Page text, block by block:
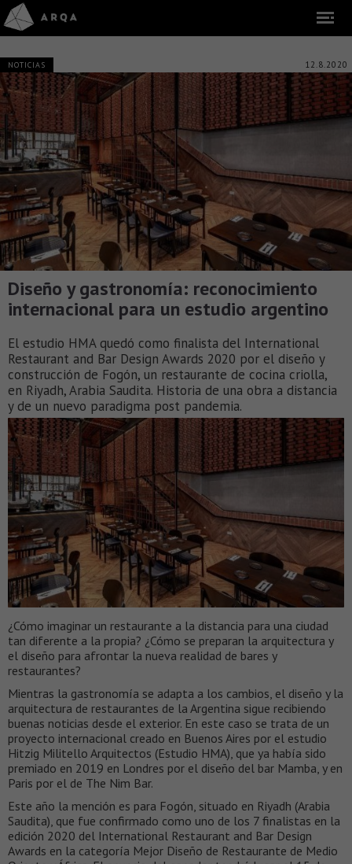
NOTICIAS 12.8.2020
Diseño y gastronomía: reconocimiento
internacional para un estudio argentino
El estudio HMA quedó como finalista del International
Restaurant and Bar Design Awards 2020 por el diseño y
construcción de Fogón, un restaurante de cocina criolla,
en Riyadh, Arabia Saudita. Historia de una obra a distancia
y de un nuevo paradigma post pandemia.
¿Cómo imaginar un restaurante a la distancia para una ciudad
tan diferente a la propia? ¿Cómo se preparan la arquitectura y
el diseño para afrontar la nueva realidad de bares y
restaurantes?
Mientras la gastronomía se adapta a los cambios, el diseño y la
arquitectura de restaurantes de la Argentina sigue recibiendo
buenas noticias desde el exterior. En este caso se trata de un
proyecto internacional creado en Buenos Aires por el estudio
Hitzig Militello Arquitectos (Estudio HMA), que ya había sido
premiado en 2019 en Londres por el diseño del bar Mamba, y en
Paris por el de The Nim Bar.
Este año la mención es para Fogón, situado en Riyadh (Arabia
Saudita), que fue confirmado como uno de los 7 finalistas en la
edición 2020 del International Restaurant and Bar Design
Awards en la categoría Mejor Diseño de Restaurante de Medio